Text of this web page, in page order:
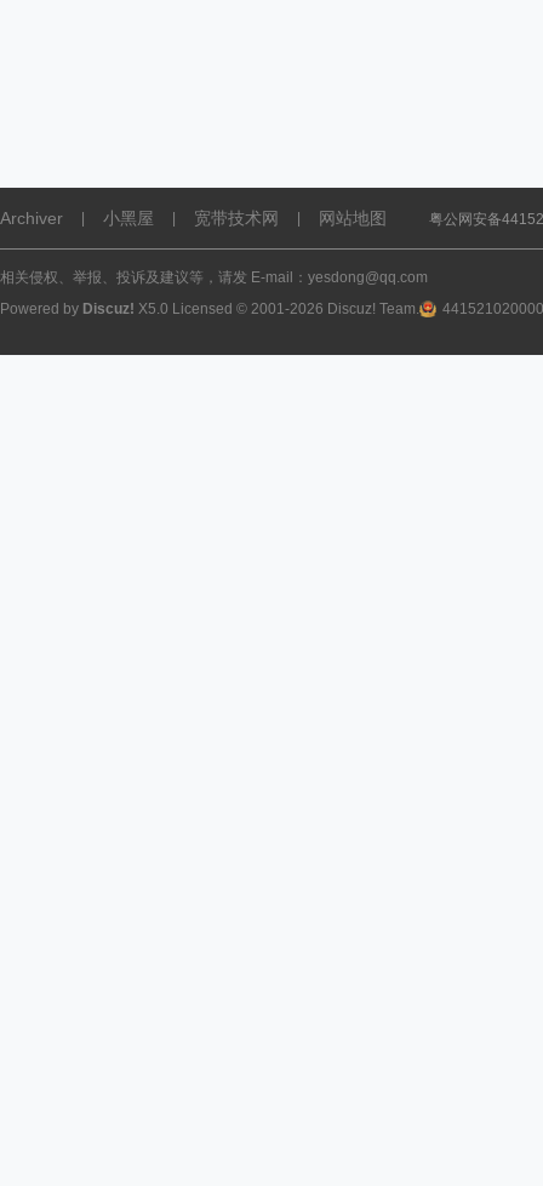
Archiver 小黑屋 宽带技术网 网站地图 粤公网安备
相关侵权、举报、投诉及建议等，请发 E-mail：yesdong@qq.com
Powered by Discuz! X5.0 Licensed © 2001-2026 Discuz! Team.